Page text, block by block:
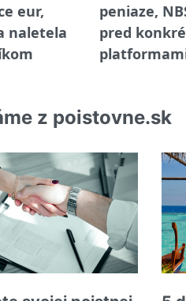
eur,
naletela
peniaze,
pred
z poistovne.sk